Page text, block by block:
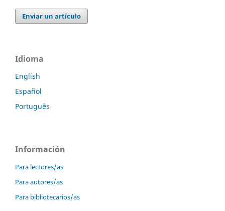
Enviar un artículo
Idioma
English
Español
Português
Información
Para lectores/as
Para autores/as
Para bibliotecarios/as